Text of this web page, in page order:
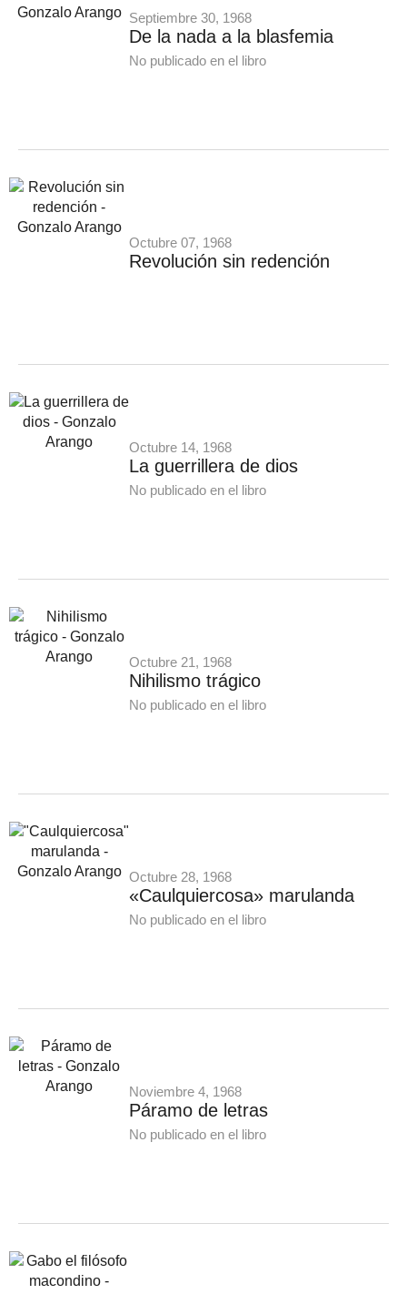
Septiembre 30, 1968
De la nada a la blasfemia
No publicado en el libro
Octubre 07, 1968
Revolución sin redención
Octubre 14, 1968
La guerrillera de dios
No publicado en el libro
Octubre 21, 1968
Nihilismo trágico
No publicado en el libro
Octubre 28, 1968
«Caulquiercosa» marulanda
No publicado en el libro
Noviembre 4, 1968
Páramo de letras
No publicado en el libro